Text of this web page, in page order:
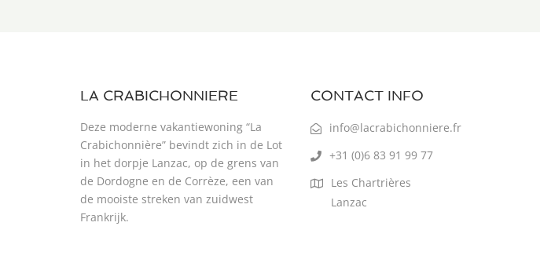
LA CRABICHONNIERE
Deze moderne vakantiewoning “La
Crabichonnière” bevindt zich in de Lot
in het dorpje Lanzac, op de grens van
de Dordogne en de Corrèze, een van
de mooiste streken van zuidwest
Frankrijk.
CONTACT INFO
info@lacrabichonniere.fr
+31 (0)6 83 91 99 77
Les Chartrières
Lanzac